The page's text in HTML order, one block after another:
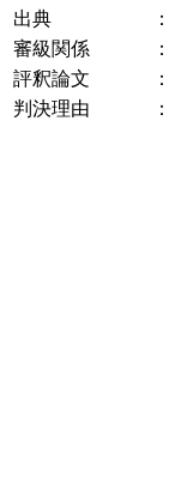
出典
：
審級関係
：
評釈論文
：
判決理由
：